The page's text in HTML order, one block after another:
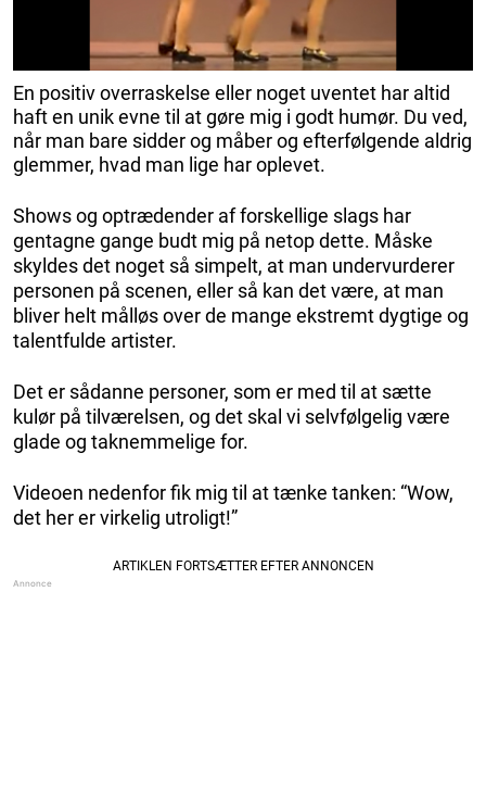
En positiv overraskelse eller noget uventet har altid
haft en unik evne til at gøre mig i godt humør. Du ved,
når man bare sidder og måber og efterfølgende aldrig
glemmer, hvad man lige har oplevet.
Shows og optrædender af forskellige slags har
gentagne gange budt mig på netop dette. Måske
skyldes det noget så simpelt, at man undervurderer
personen på scenen, eller så kan det være, at man
bliver helt målløs over de mange ekstremt dygtige og
talentfulde artister.
Det er sådanne personer, som er med til at sætte
kulør på tilværelsen, og det skal vi selvfølgelig være
glade og taknemmelige for.
Videoen nedenfor fik mig til at tænke tanken: “Wow,
det her er virkelig utroligt!”